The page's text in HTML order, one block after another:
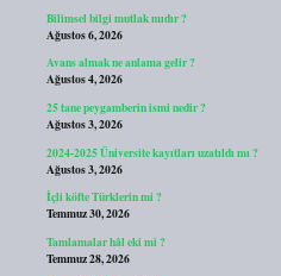
Bilimsel bilgi mutlak mıdır ?
Ağustos 6, 2026
Avans almak ne anlama gelir ?
Ağustos 4, 2026
25 tane peygamberin ismi nedir ?
Ağustos 3, 2026
2024-2025 Üniversite kayıtları uzatıldı mı ?
Ağustos 3, 2026
İçli köfte Türklerin mi ?
Temmuz 30, 2026
Tamlamalar hâl eki mi ?
Temmuz 28, 2026